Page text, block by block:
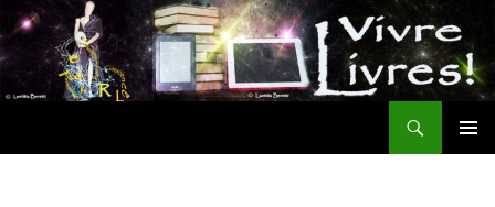
Aller
au
contenu